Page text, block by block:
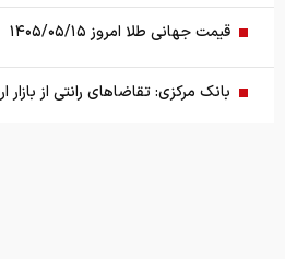
قیمت جهانی طلا امروز ۱۴۰۵/۰۵/۱۵
بانک مرکزی: تقاضا‌های رانتی از